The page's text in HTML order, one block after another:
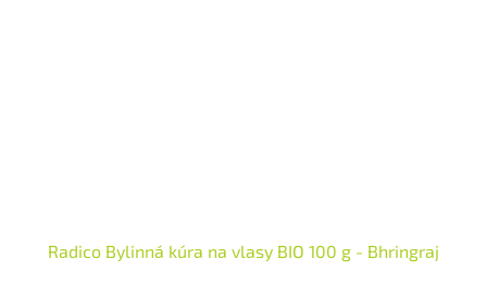
Radico Bylinná kúra na vlasy BIO 100 g - Bhringraj